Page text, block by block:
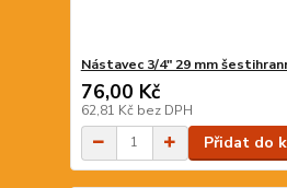
Nástavec 3/4" 29 mm
76,00 Kč
62,81 Kč bez DPH
Přidat do